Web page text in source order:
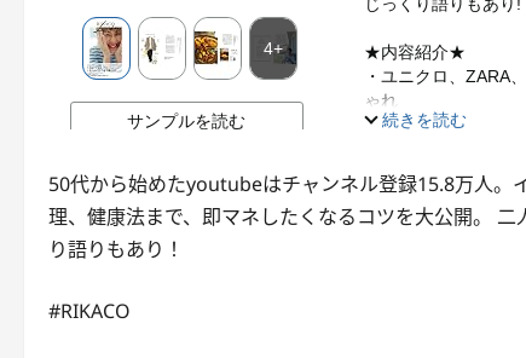
50代から始めたyoutubeはチャンネル登録15.8万人。
理、健康法まで、即マネしたくなるコツを大公開。
り語りもあり！
#RIKACO